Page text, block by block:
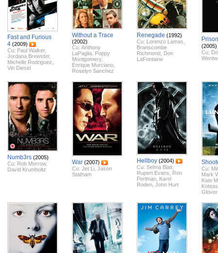
Fast and Furious
4 (2009)
Cu: Paul Walker,
Jordana Brewster,
Michelle Rodriguez
Vin Diesel
Without a Trace
(2002)
Cu: Anthony
LaPaglia Poppy
Montgomery,
Enrique Murciano
Roselyn Sanchez
Renegade (1992)
Cu: Lorenzo Lamas
Branscombe
Richmond Don
LaFontaine
(2005)
Cu:
Numb3rs (2005)
Cu: Rob Morrow,
David Krumholtz
War (2007)
Cu: Jet Li Jason
Statham
Hellboy (2004)
Cu: Selma Blair,
Rupert Evans
Ron
Perlman Karel
Roden John Hurt
Cu:
Mark
Kate
Koteas
Glover